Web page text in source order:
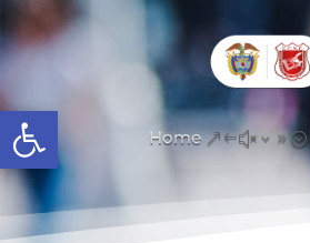
Abrir barra de herramientas
Home &#x39;